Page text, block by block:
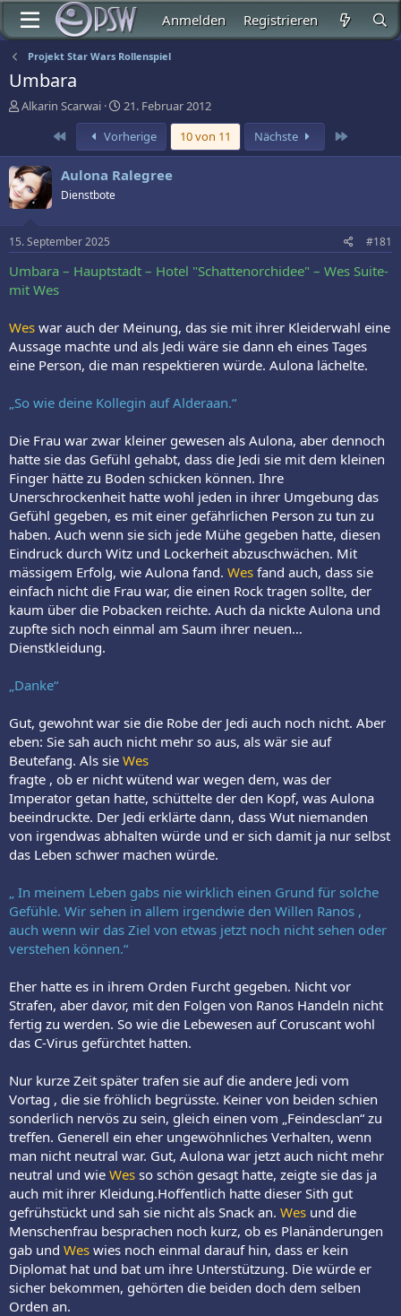
Anmelden Registrieren
Projekt Star Wars Rollenspiel
Umbara
E
t
e
l
l
Alkarin Scarwai
E
r
s
t
e
l
m
21. Februar 2012
Erste
Vorherige 10 von 11 Nächste
Aulona Ralegree
Dienstbote
15. September 2025 #181
Umbara – Hauptstadt – Hotel "Schattenorchidee" – Wes Suite-
mit Wes
Wes war auch der Meinung, das sie mit ihrer Kleiderwahl eine
Aussage machte und als Jedi wäre sie dann eh eines Tages
eine Person, die man respektieren würde. Aulona lächelte.
„So wie deine Kollegin auf Alderaan.“
Die Frau war zwar kleiner gewesen als Aulona, aber dennoch
hatte sie das Gefühl gehabt, dass die Jedi sie mit dem kleinen
Finger hätte zu Boden schicken können. Ihre
Unerschrockenheit hatte wohl jeden in ihrer Umgebung das
Gefühl gegeben, es mit einer gefährlichen Person zu tun zu
haben. Auch wenn sie sich jede Mühe gegeben hatte, diesen
Eindruck durch Witz und Lockerheit abzuschwächen. Mit
mässigem Erfolg, wie Aulona fand. Wes fand auch, dass sie
einfach nicht die Frau war, die einen Rock tragen sollte, der
kaum über die Pobacken reichte. Auch da nickte Aulona und
zupfte sich noch einmal am Saum ihrer neuen…
Dienstkleidung.
„Danke“
Gut, gewohnt war sie die Robe der Jedi auch noch nicht. Aber
eben: Sie sah auch nicht mehr so aus, als wär sie auf
Beutefang. Als sie Wes
fragte , ob er nicht wütend war wegen dem, was der
Imperator getan hatte, schüttelte der den Kopf, was Aulona
beeindruckte. Der Jedi erklärte dann, dass Wut niemanden
von irgendwas abhalten würde und er sich damit ja nur selbst
das Leben schwer machen würde.
„ In meinem Leben gabs nie wirklich einen Grund für solche
Gefühle. Wir sehen in allem irgendwie den Willen Ranos ,
auch wenn wir das Ziel von etwas jetzt noch nicht sehen oder
verstehen können.“
Eher hatte es in ihrem Orden Furcht gegeben. Nicht vor
Strafen, aber davor, mit den Folgen von Ranos Handeln nicht
fertig zu werden. So wie die Lebewesen auf Coruscant wohl
das C-Virus gefürchtet hatten.
Nur kurze Zeit später trafen sie auf die andere Jedi vom
Vortag , die sie fröhlich begrüsste. Keiner von beiden schien
sonderlich nervös zu sein, gleich einen vom „Feindesclan“ zu
treffen. Generell ein eher ungewöhnliches Verhalten, wenn
man nicht neutral war. Gut, Aulona war jetzt auch nicht mehr
neutral und wie Wes so schön gesagt hatte, zeigte sie das ja
auch mit ihrer Kleidung.Hoffentlich hatte dieser Sith gut
gefrühstückt und sah sie nicht als Snack an. Wes und die
Menschenfrau besprachen noch kurz, ob es Planänderungen
gab und Wes wies noch einmal darauf hin, dass er kein
Diplomat hat und bat um ihre Unterstützung. Die würde er
sicher bekommen, gehörten die beiden doch dem selben
Orden an.